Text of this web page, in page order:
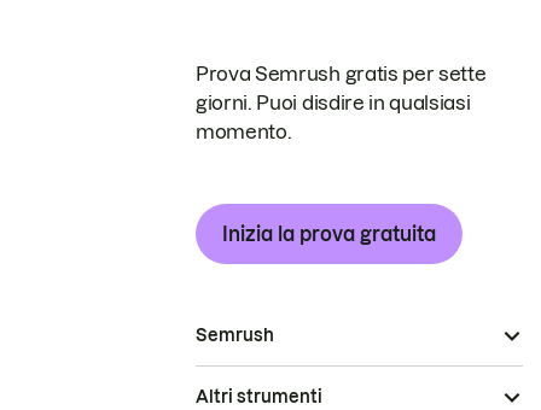
Prova Semrush gratis per sette
giorni. Puoi disdire in qualsiasi
momento.
Inizia la prova gratuita
Semrush
Altri strumenti